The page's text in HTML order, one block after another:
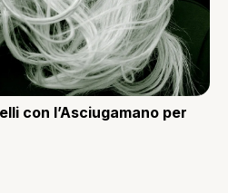
con l’Asciugamano per